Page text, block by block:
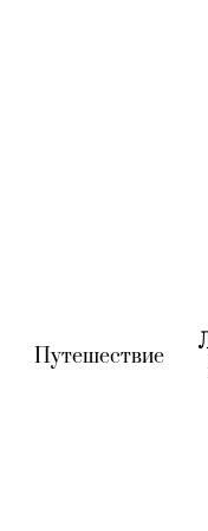
(current)
Путешествие